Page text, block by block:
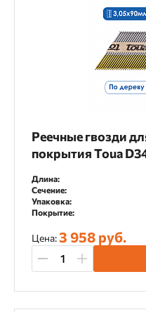
Реечные гвозди
покрытия Toua
Длина:
Сечение:
Упаковка:
Покрытие:
Цена:3 958 руб.